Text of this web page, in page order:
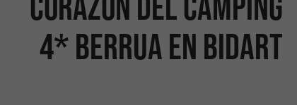
4* Berrua en Bidart